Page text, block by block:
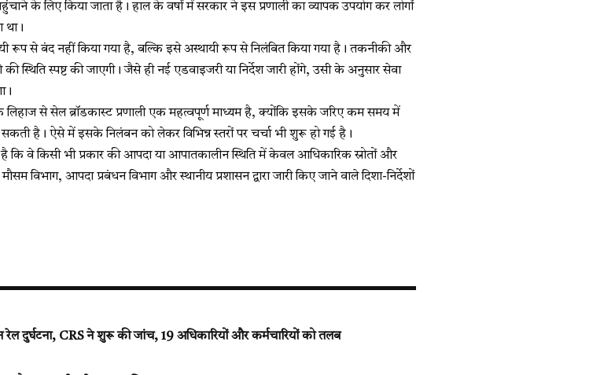
के लिए किया जाता है। हाल के वर्षों में सरकार ने इस प्रणाली का व्यापक उपयोग कर लोगों
था।
रूप से बंद नहीं किया गया है, बल्कि इसे अस्थायी रूप से निलंबित किया गया है। तकनीकी और
स्थिति स्पष्ट की जाएगी। जैसे ही नई एडवाइजरी या निर्देश जारी होंगे, उसी के अनुसार सेवा
लिहाज से सेल ब्रॉडकास्ट प्रणाली एक महत्वपूर्ण माध्यम है, क्योंकि इसके जरिए कम समय में
है। ऐसे में इसके निलंबन को लेकर विभिन्न स्तरों पर चर्चा भी शुरू हो गई है।
कि वे किसी भी प्रकार की आपदा या आपातकालीन स्थिति में केवल आधिकारिक स्रोतों और
विभाग, आपदा प्रबंधन विभाग और स्थानीय प्रशासन द्वारा जारी किए जाने वाले दिशा-निर्देशों
दुर्घटना, CRS ने शुरू की जांच, 19 अधिकारियों और कर्मचारियों को तलब